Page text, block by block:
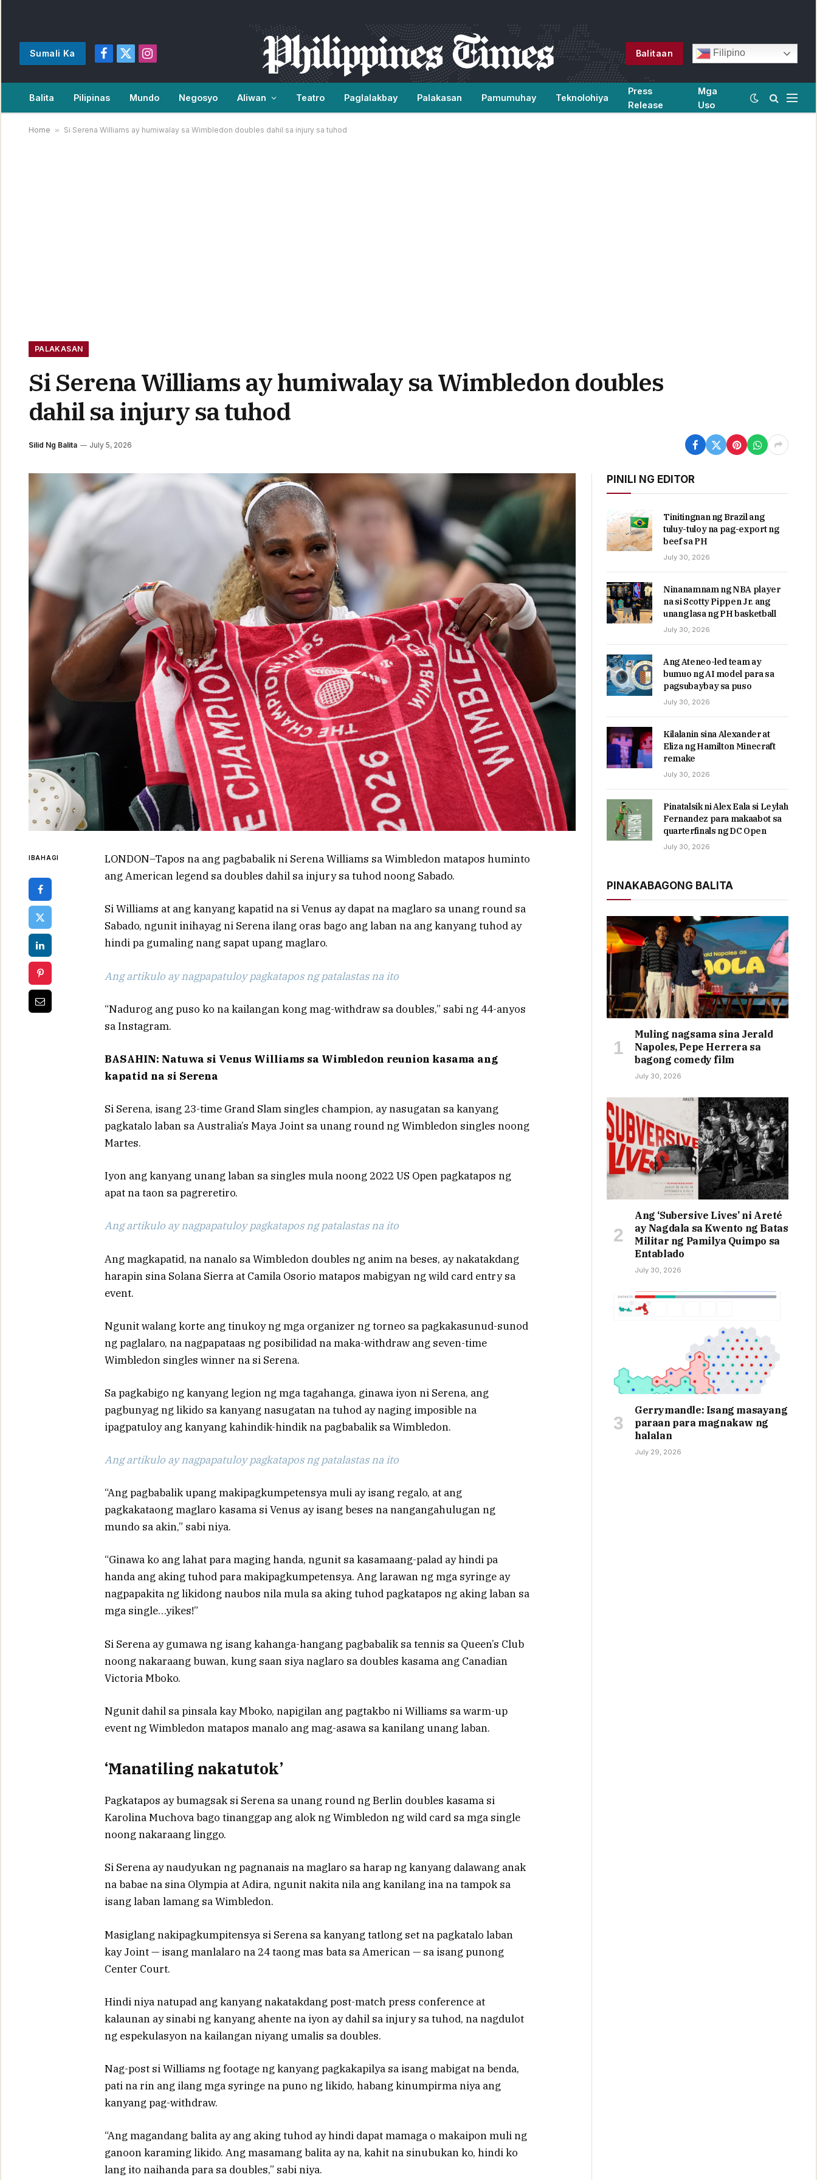
Sumali Ka
Facebook
X
Instagram
Balitaan Filipino
Balita Pilipinas Mundo Negosyo Aliwan Teatro Paglalakbay Palakasan Pamumuhay Teknolohiya
Press
Release
Mga
Uso
Home » Si Serena Williams ay humiwalay sa Wimbledon doubles dahil sa injury sa tuhod
PALAKASAN
Si Serena Williams ay humiwalay sa Wimbledon doubles
dahil sa injury sa tuhod
Silid Ng Balita July 5, 2026
IBAHAGI
LONDON–Tapos na ang pagbabalik ni Serena Williams sa Wimbledon matapos huminto
ang American legend sa doubles dahil sa injury sa tuhod noong Sabado.
Si Williams at ang kanyang kapatid na si Venus ay dapat na maglaro sa unang round sa
Sabado, ngunit inihayag ni Serena ilang oras bago ang laban na ang kanyang tuhod ay
hindi pa gumaling nang sapat upang maglaro.
Ang artikulo ay nagpapatuloy pagkatapos ng patalastas na ito
“Nadurog ang puso ko na kailangan kong mag-withdraw sa doubles,” sabi ng 44-anyos
sa Instagram.
BASAHIN: Natuwa si Venus Williams sa Wimbledon reunion kasama ang
kapatid na si Serena
Si Serena, isang 23-time Grand Slam singles champion, ay nasugatan sa kanyang
pagkatalo laban sa Australia’s Maya Joint sa unang round ng Wimbledon singles noong
Martes.
Iyon ang kanyang unang laban sa singles mula noong 2022 US Open pagkatapos ng
apat na taon sa pagreretiro.
Ang artikulo ay nagpapatuloy pagkatapos ng patalastas na ito
Ang magkapatid, na nanalo sa Wimbledon doubles ng anim na beses, ay nakatakdang
harapin sina Solana Sierra at Camila Osorio matapos mabigyan ng wild card entry sa
event.
Ngunit walang korte ang tinukoy ng mga organizer ng torneo sa pagkakasunud-sunod
ng paglalaro, na nagpapataas ng posibilidad na maka-withdraw ang seven-time
Wimbledon singles winner na si Serena.
Sa pagkabigo ng kanyang legion ng mga tagahanga, ginawa iyon ni Serena, ang
pagbunyag ng likido sa kanyang nasugatan na tuhod ay naging imposible na
ipagpatuloy ang kanyang kahindik-hindik na pagbabalik sa Wimbledon.
Ang artikulo ay nagpapatuloy pagkatapos ng patalastas na ito
“Ang pagbabalik upang makipagkumpetensya muli ay isang regalo, at ang
pagkakataong maglaro kasama si Venus ay isang beses na nangangahulugan ng
mundo sa akin,” sabi niya.
“Ginawa ko ang lahat para maging handa, ngunit sa kasamaang-palad ay hindi pa
handa ang aking tuhod para makipagkumpetensya. Ang larawan ng mga syringe ay
nagpapakita ng likidong naubos nila mula sa aking tuhod pagkatapos ng aking laban sa
mga single…yikes!”
Si Serena ay gumawa ng isang kahanga-hangang pagbabalik sa tennis sa Queen’s Club
noong nakaraang buwan, kung saan siya naglaro sa doubles kasama ang Canadian
Victoria Mboko.
Ngunit dahil sa pinsala kay Mboko, napigilan ang pagtakbo ni Williams sa warm-up
event ng Wimbledon matapos manalo ang mag-asawa sa kanilang unang laban.
‘Manatiling nakatutok’
Pagkatapos ay bumagsak si Serena sa unang round ng Berlin doubles kasama si
Karolina Muchova bago tinanggap ang alok ng Wimbledon ng wild card sa mga single
noong nakaraang linggo.
Si Serena ay naudyukan ng pagnanais na maglaro sa harap ng kanyang dalawang anak
na babae na sina Olympia at Adira, ngunit nakita nila ang kanilang ina na tampok sa
isang laban lamang sa Wimbledon.
Masiglang nakipagkumpitensya si Serena sa kanyang tatlong set na pagkatalo laban
kay Joint — isang manlalaro na 24 taong mas bata sa American — sa isang punong
Center Court.
Hindi niya natupad ang kanyang nakatakdang post-match press conference at
kalaunan ay sinabi ng kanyang ahente na iyon ay dahil sa injury sa tuhod, na nagdulot
ng espekulasyon na kailangan niyang umalis sa doubles.
Nag-post si Williams ng footage ng kanyang pagkakapilya sa isang mabigat na benda,
pati na rin ang ilang mga syringe na puno ng likido, habang kinumpirma niya ang
kanyang pag-withdraw.
“Ang magandang balita ay ang aking tuhod ay hindi dapat mamaga o makaipon muli ng
ganoon karaming likido. Ang masamang balita ay na, kahit na sinubukan ko, hindi ko
lang ito naihanda para sa doubles,” sabi niya.
PINILI NG EDITOR
Tinitingnan ng Brazil ang
tuluy-tuloy na pag-export ng
beef sa PH
July 30, 2026
Ninanamnam ng NBA player
na si Scotty Pippen Jr. ang
unang lasa ng PH basketball
July 30, 2026
Ang Ateneo-led team ay
bumuo ng AI model para sa
pagsubaybay sa puso
July 30, 2026
Kilalanin sina Alexander at
Eliza ng Hamilton Minecraft
remake
July 30, 2026
Pinatalsik ni Alex Eala si Leylah
Fernandez para makaabot sa
quarterfinals ng DC Open
July 30, 2026
PINAKABAGONG BALITA
Muling nagsama sina Jerald
Napoles, Pepe Herrera sa
bagong comedy film
July 30, 2026
Ang ‘Subersive Lives’ ni Areté
ay Nagdala sa Kwento ng Batas
Militar ng Pamilya Quimpo sa
Entablado
July 30, 2026
Gerrymandle: Isang masayang
paraan para magnakaw ng
halalan
July 29, 2026